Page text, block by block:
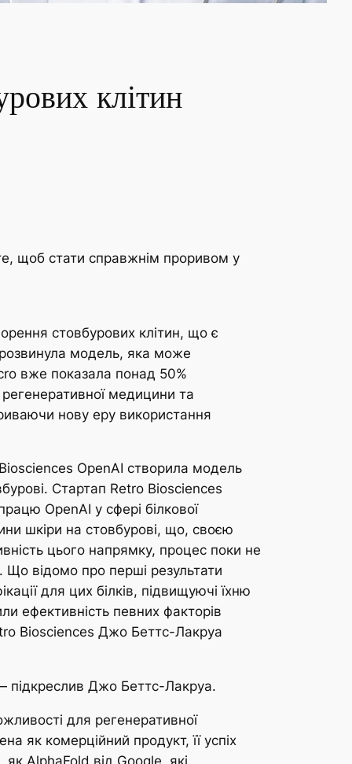
клітин
щоб стати справжнім проривом у
стовбурових клітин, що є
модель, яка може
вже показала понад 50%
медицини та
нову еру використання
OpenAI створила модель
Стартап Retro Biosciences
OpenAI у сфері білкової
шкіри на стовбурові, що, своєю
цього напрямку, процес поки не
Що відомо про перші результати
для цих білків, підвищуючі їхню
ефективність певних факторів
Biosciences Джо Беттс-Лакруа
підкреслив Джо Беттс-Лакруа.
для регенеративної
як комерційний продукт, її успіх
AlphaFold від Google, які